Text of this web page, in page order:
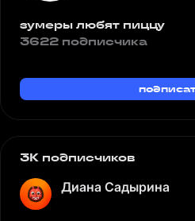
зумеры любят пиццу
3622 подписчика
3K подписчиков
Диана Садырина